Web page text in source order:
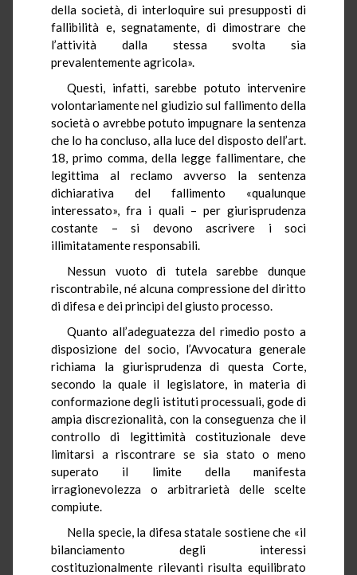
della società, di interloquire sui presupposti di
fallibilità e, segnatamente, di dimostrare che
l’attività dalla stessa svolta sia
prevalentemente agricola».
Questi, infatti, sarebbe potuto intervenire
volontariamente nel giudizio sul fallimento della
società o avrebbe potuto impugnare la sentenza
che lo ha concluso, alla luce del disposto dell’art.
18, primo comma, della legge fallimentare, che
legittima al reclamo avverso la sentenza
dichiarativa del fallimento «qualunque
interessato», fra i quali – per giurisprudenza
costante – si devono ascrivere i soci
illimitatamente responsabili.
Nessun vuoto di tutela sarebbe dunque
riscontrabile, né alcuna compressione del diritto
di difesa e dei principi del giusto processo.
Quanto all’adeguatezza del rimedio posto a
disposizione del socio, l’Avvocatura generale
richiama la giurisprudenza di questa Corte,
secondo la quale il legislatore, in materia di
conformazione degli istituti processuali, gode di
ampia discrezionalità, con la conseguenza che il
controllo di legittimità costituzionale deve
limitarsi a riscontrare se sia stato o meno
superato il limite della manifesta
irragionevolezza o arbitrarietà delle scelte
compiute.
Nella specie, la difesa statale sostiene che «il
bilanciamento degli interessi
costituzionalmente rilevanti risulta equilibrato